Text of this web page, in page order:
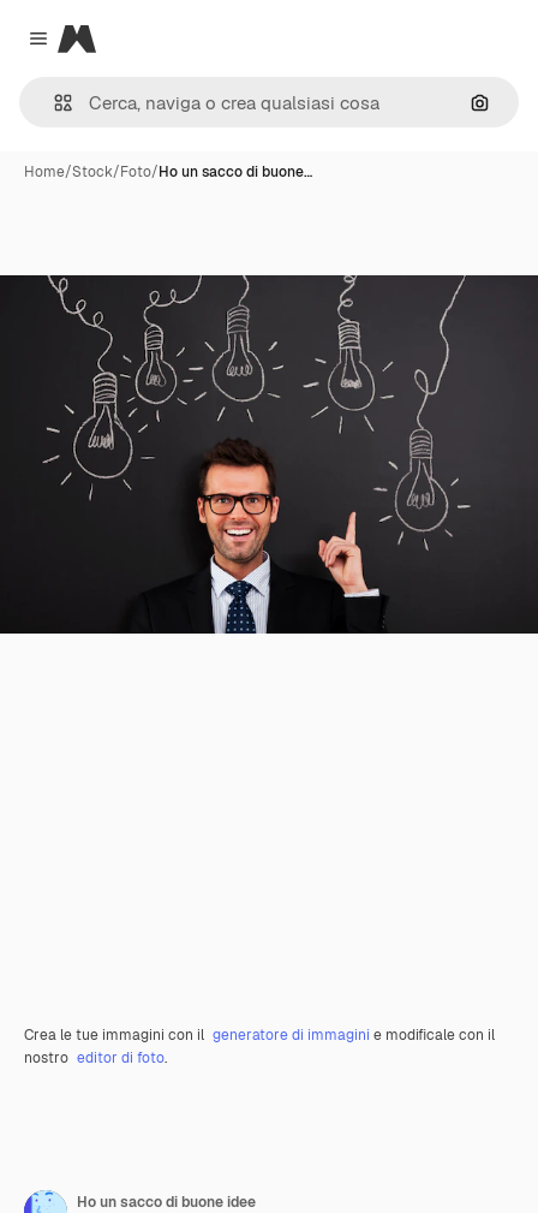
Close menu
Magnific
Cerca
Home/Stock/Foto/Ho un sacco di buone…
Crea le tue immagini con il generatore di immagini e modificale con il
nostro editor di foto.
Ho un sacco di buone idee